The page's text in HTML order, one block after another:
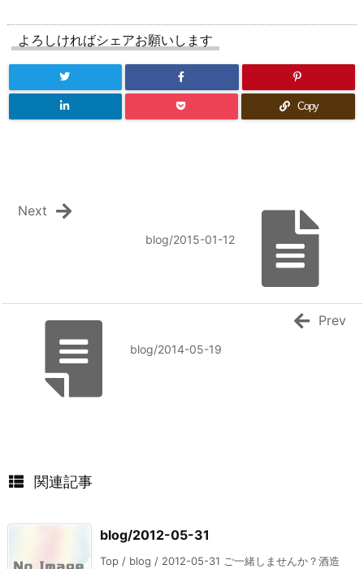
よろしければシェアお願いします
Copy
blog/2015-01-12
Next
blog/2014-05-19
Prev
関連記事
blog/2012-05-31
Top / blog / 2012-05-31 ご一緒しませんか？酒造